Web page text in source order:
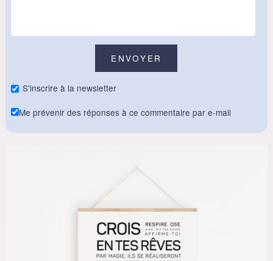
S'inscrire à la newsletter
Me prévenir des réponses à ce commentaire par e-mail